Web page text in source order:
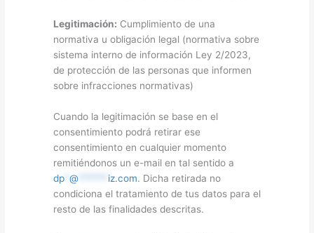
Legitimación: Cumplimiento de una
normativa u obligación legal (normativa sobre
sistema interno de información Ley 2/2023,
de protección de las personas que informen
sobre infracciones normativas)
Cuando la legitimación se base en el
consentimiento podrá retirar ese
consentimiento en cualquier momento
remitiéndonos un e-mail en tal sentido a
dp* @ iz.com. Dicha retirada no
condiciona el tratamiento de tus datos para el
resto de las finalidades descritas.